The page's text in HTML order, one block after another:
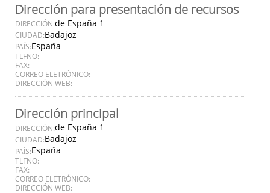
Dirección para presentación de recursos
DIRECCIÓN:de España 1
CIUDAD:Badajoz
PAÍS:España
TLFNO:
FAX:
CORREO ELETRÓNICO:
DIRECCIÓN WEB:
Dirección principal
DIRECCIÓN:de España 1
CIUDAD:Badajoz
PAÍS:España
TLFNO:
FAX:
CORREO ELETRÓNICO:
DIRECCIÓN WEB: